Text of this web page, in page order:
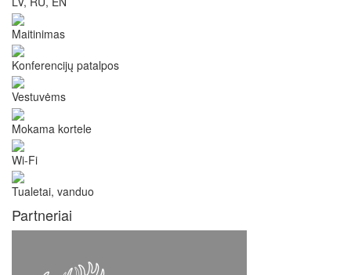
Maitinimas
Konferencijų patalpos
Vestuvėms
Mokama kortele
Wi-Fi
Tualetai, vanduo
Partneriai